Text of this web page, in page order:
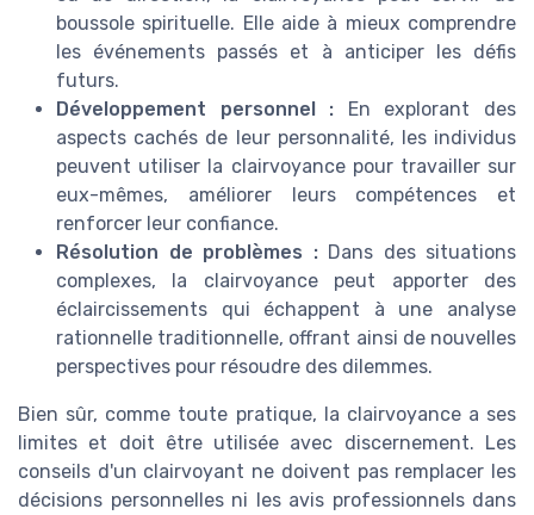
boussole spirituelle. Elle aide à mieux comprendre
les événements passés et à anticiper les défis
futurs.
Développement personnel : En explorant des
aspects cachés de leur personnalité, les individus
peuvent utiliser la clairvoyance pour travailler sur
eux-mêmes, améliorer leurs compétences et
renforcer leur confiance.
Résolution de problèmes :Dans des situations
complexes, la clairvoyance peut apporter des
éclaircissements qui échappent à une analyse
rationnelle traditionnelle, offrant ainsi de nouvelles
perspectives pour résoudre des dilemmes.
Bien sûr, comme toute pratique, la clairvoyance a ses
limites et doit être utilisée avec discernement. Les
conseils d'un clairvoyant ne doivent pas remplacer les
décisions personnelles ni les avis professionnels dans